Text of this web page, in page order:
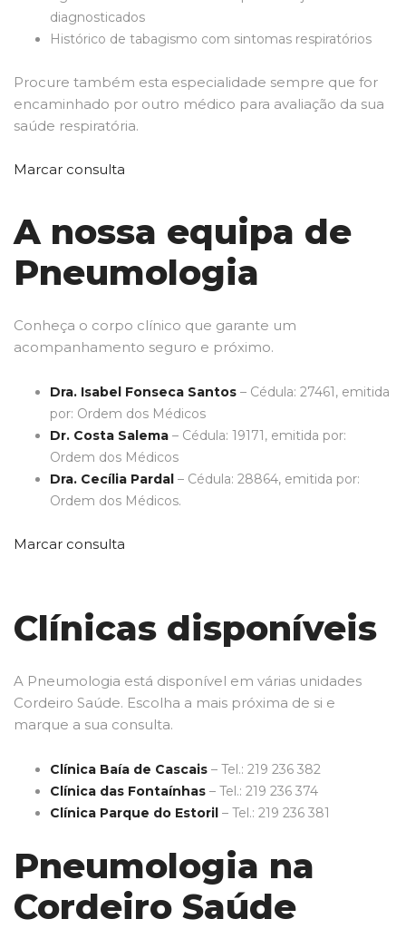
diagnosticados
Histórico de tabagismo com sintomas respiratórios
Procure também esta especialidade sempre que for
encaminhado por outro médico para avaliação da sua
saúde respiratória.
Marcar consulta
A nossa equipa de
Pneumologia
Conheça o corpo clínico que garante um
acompanhamento seguro e próximo.
Dra. Isabel Fonseca Santos – Cédula: 27461, emitida
por: Ordem dos Médicos
Dr. Costa Salema – Cédula: 19171, emitida por:
Ordem dos Médicos
Dra. Cecília Pardal – Cédula: 28864, emitida por:
Ordem dos Médicos.
Marcar consulta
Clínicas disponíveis
A Pneumologia está disponível em várias unidades
Cordeiro Saúde. Escolha a mais próxima de si e
marque a sua consulta.
Clínica Baía de Cascais – Tel.: 219 236 382
Clínica das Fontaínhas – Tel.: 219 236 374
Clínica Parque do Estoril – Tel.: 219 236 381
​Pneumologia na
Cordeiro Saúde